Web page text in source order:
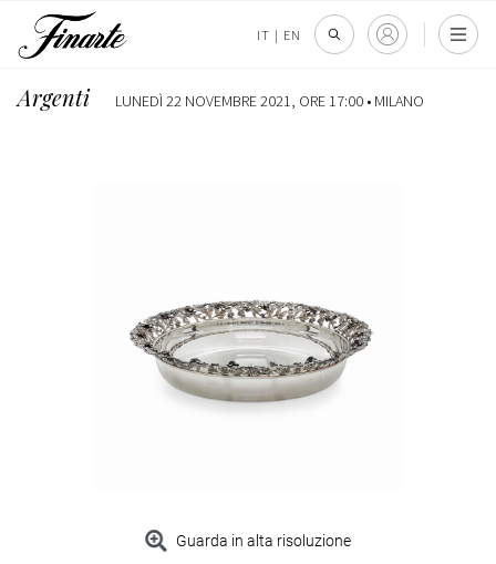
IT | EN
Argenti LUNEDÌ 22 NOVEMBRE 2021, ORE 17:00 • MILANO
Guarda in alta risoluzione